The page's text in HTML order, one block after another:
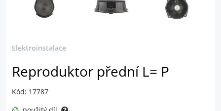
Elektroinstalace
Reproduktor přední L= P
Kód: 17787